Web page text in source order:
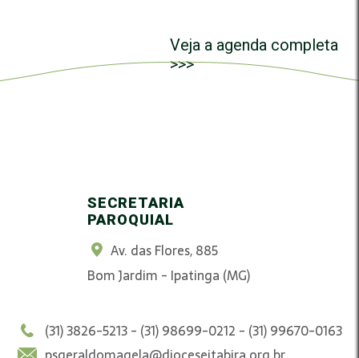
Veja a agenda completa
>>>
SECRETARIA
PAROQUIAL
Av. das Flores, 885
Bom Jardim - Ipatinga (MG)
(31) 3826-5213 - (31) 98699-0212 - (31) 99670-0163